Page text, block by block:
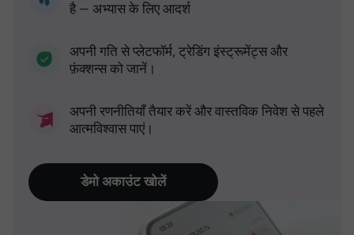
है — अभ्यास के लिए आदर्श
अपनी गति से प्लेटफॉर्म, ट्रेडिंग इंस्ट्रूमेंट्स और
फ़ंक्शन्स को जानें।
अपनी रणनीतियाँ तैयार करें और वास्तविक निवेश से पहले
आत्मविश्वास पाएं।
डेमो अकाउंट खोलें